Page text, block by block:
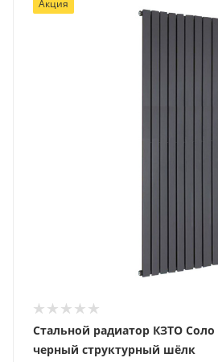
Акция
Стальной радиатор КЗТО Соло
черный структурный шёлк